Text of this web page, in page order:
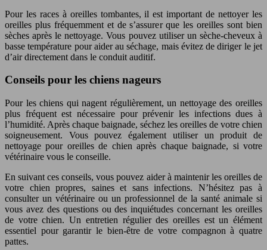
Pour les races à oreilles tombantes, il est important de nettoyer les
oreilles plus fréquemment et de s’assurer que les oreilles sont bien
sèches après le nettoyage. Vous pouvez utiliser un sèche-cheveux à
basse température pour aider au séchage, mais évitez de diriger le jet
d’air directement dans le conduit auditif.
Conseils pour les chiens nageurs
Pour les chiens qui nagent régulièrement, un nettoyage des oreilles
plus fréquent est nécessaire pour prévenir les infections dues à
l’humidité. Après chaque baignade, séchez les oreilles de votre chien
soigneusement. Vous pouvez également utiliser un produit de
nettoyage pour oreilles de chien après chaque baignade, si votre
vétérinaire vous le conseille.
En suivant ces conseils, vous pouvez aider à maintenir les oreilles de
votre chien propres, saines et sans infections. N’hésitez pas à
consulter un vétérinaire ou un professionnel de la santé animale si
vous avez des questions ou des inquiétudes concernant les oreilles
de votre chien. Un entretien régulier des oreilles est un élément
essentiel pour garantir le bien-être de votre compagnon à quatre
pattes.